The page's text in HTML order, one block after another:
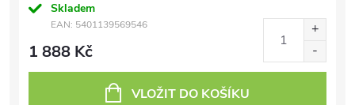
Skladem
EAN: 5401139569546
1 888 Kč
VLOŽIT DO KOŠÍKU